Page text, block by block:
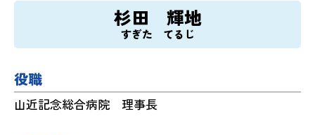
杉田 輝地
すぎた てるじ
役職
山近記念総合病院 理事長